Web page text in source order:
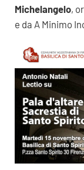
Michelangelo,
e da A Minimo